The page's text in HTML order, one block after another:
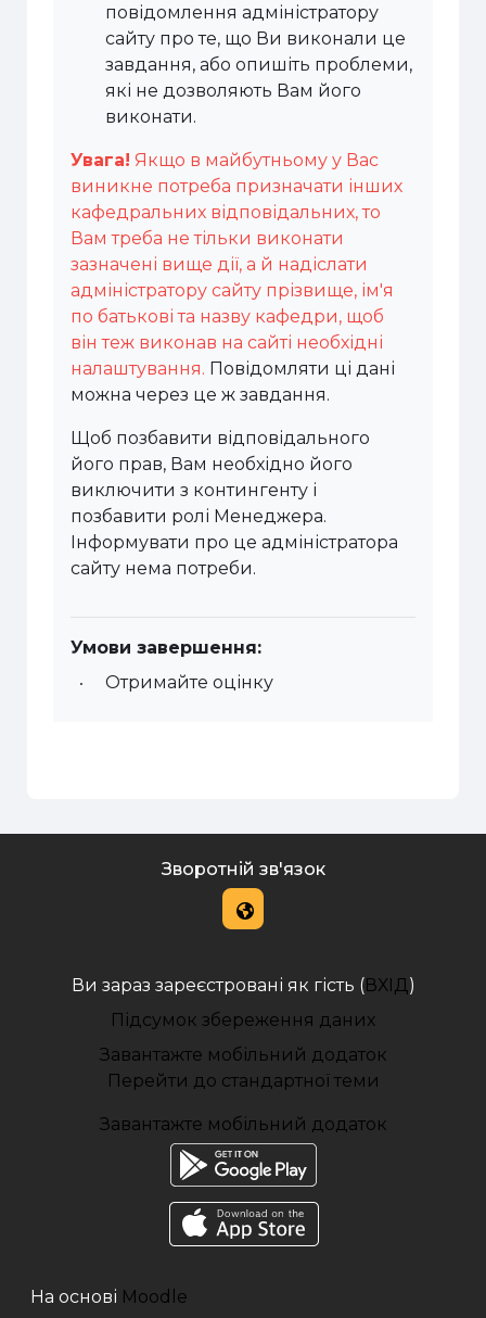
повідомлення адміністратору
сайту про те, що Ви виконали це
завдання, або опишіть проблеми,
які не дозволяють Вам його
виконати.
Увага! Якщо в майбутньому у Вас
виникне потреба призначати інших
кафедральних відповідальних, то
Вам треба не тільки виконати
зазначені вище дії, а й надіслати
адміністратору сайту прізвище, ім'я
по батькові та назву кафедри, щоб
він теж виконав на сайті необхідні
налаштування. Повідомляти ці дані
можна через це ж завдання.
Щоб позбавити відповідального
його прав, Вам необхідно його
виключити з контингенту і
позбавити ролі Менеджера.
Інформувати про це адміністратора
сайту нема потреби.
Умови завершення:
Отримайте оцінку
Зворотній зв'язок
Ви зараз зареєстровані як гість (ВХІД )
Підсумок збереження даних
Завантажте мобільний додаток
Перейти до стандартної теми
Завантажте мобільний додаток
На основі Moodle